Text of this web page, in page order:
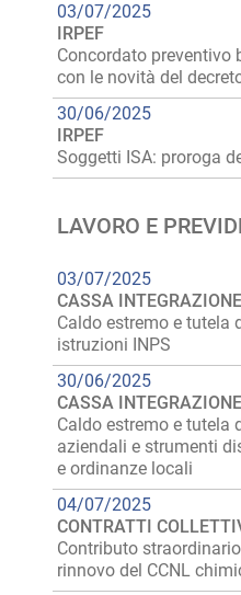
03/07/2025
IRPEF
Concordato preventivo
con le novità del
30/06/2025
IRPEF
Soggetti ISA: proroga
LAVORO E
03/07/2025
CASSA
Caldo estremo e tutela
istruzioni INPS
30/06/2025
CASSA
Caldo estremo e tutela
aziendali e strumenti
e ordinanze locali
04/07/2025
CONTRATTI
Contributo
rinnovo del CCNL